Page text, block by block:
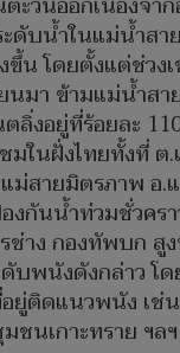
ดับน้ำในแม่น้ำส
น โดยตั้งแต่ช่วง
นมา ข้ามแม่น้ำส
ลิ่งอยู่ที่ร้อยละ
มในฝั่งไทยทั้งที่ ต.
ม่สายมิตรภาพ อ.
งกันน้ำท่วมชั่วครา
ช่าง กองทัพบก สู
บพนังดังกล่าว โ
ยู่ติดแนวพนัง เช่
นเกาะทราย ฯลฯ